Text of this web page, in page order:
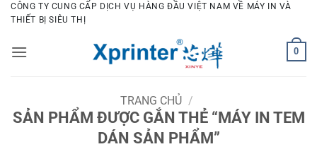
Bỏ
qua
dung
CÔNG TY CUNG CẤP DỊCH VỤ HÀNG ĐẦU VIỆT NAM VỀ MÁY IN VÀ
THIẾT BỊ SIÊU THỊ
0
TRANG CHỦ /
SẢN PHẨM ĐƯỢC GẮN THẺ “MÁY IN TEM
DÁN SẢN PHẨM”